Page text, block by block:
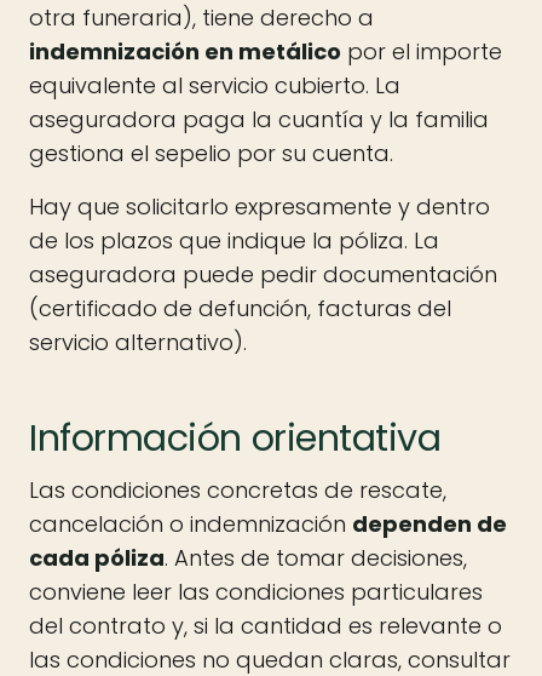
otra funeraria), tiene derecho a
indemnización en metálico por el importe
equivalente al servicio cubierto. La
aseguradora paga la cuantía y la familia
gestiona el sepelio por su cuenta.
Hay que solicitarlo expresamente y dentro
de los plazos que indique la póliza. La
aseguradora puede pedir documentación
(certificado de defunción, facturas del
servicio alternativo).
Información orientativa
Las condiciones concretas de rescate,
cancelación o indemnización dependen de
cada póliza. Antes de tomar decisiones,
conviene leer las condiciones particulares
del contrato y, si la cantidad es relevante o
las condiciones no quedan claras, consultar